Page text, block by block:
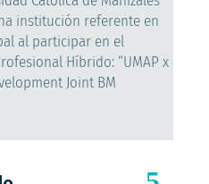
institución referente en
al participar en el
Híbrido: “UMAP x
Joint BM